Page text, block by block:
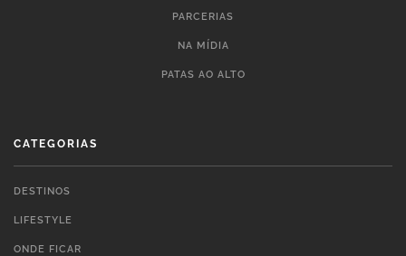
PARCERIAS
NA MÍDIA
PATAS AO ALTO
CATEGORIAS
DESTINOS
LIFESTYLE
ONDE FICAR